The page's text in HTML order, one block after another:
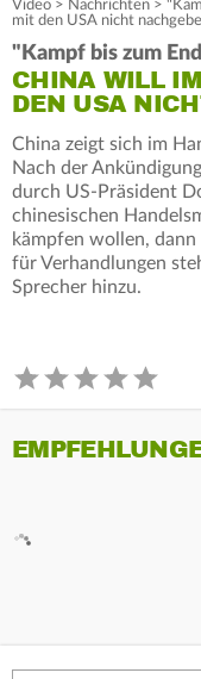
Video > Nachrichten >
mit den USA nicht
"Kampf bis zum
CHINA WILL
DEN USA
China zeigt sich im
Nach der
durch US-Präsident
chinesischen
kämpfen wollen,
für Verhandlungen
Sprecher hinzu.